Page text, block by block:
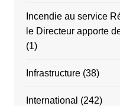
Incendie au service
le Directeur apporte
(1)
Infrastructure(38)
International (242)